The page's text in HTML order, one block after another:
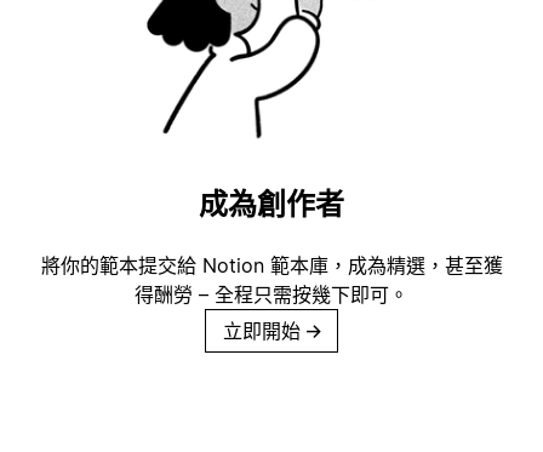
成為創作者
將你的範本提交給 Notion 範本庫，成為精選，甚至獲
得酬勞 – 全程只需按幾下即可。
立即開始 →